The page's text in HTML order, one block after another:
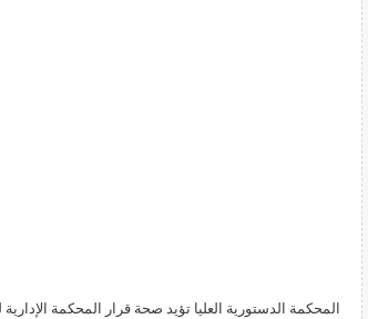
المحكمة الدستورية العليا تؤيد صحة قرار المحكمة